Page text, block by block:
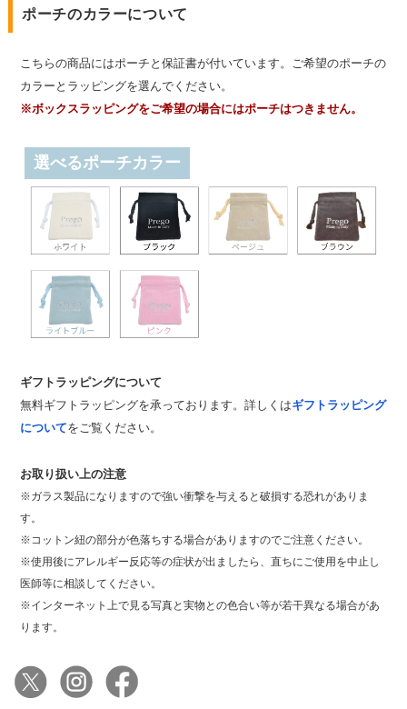
ポーチのカラーについて
こちらの商品にはポーチと保証書が付いています。ご希望のポーチの
カラーとラッピングを選んでください。
※ボックスラッピングをご希望の場合にはポーチはつきません。
選べるポーチカラー
ギフトラッピングについて
無料ギフトラッピングを承っております。詳しくはギフトラッピング
についてをご覧ください。
お取り扱い上の注意
※ガラス製品になりますので強い衝撃を与えると破損する恐れがありま
す。
※コットン紐の部分が色落ちする場合がありますのでご注意ください。
※使用後にアレルギー反応等の症状が出ましたら、直ちにご使用を中止し
医師等に相談してください。
※インターネット上で見る写真と実物との色合い等が若干異なる場合があ
ります。